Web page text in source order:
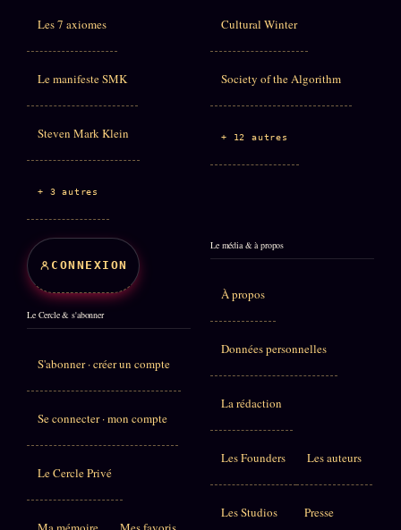
Les 7 axiomes
Le manifeste SMK
Steven Mark Klein
+ 3 autres
Cultural Winter
Society of the Algorithm
+ 12 autres
CONNEXION
Le Cercle & s'abonner
S'abonner · créer un compte
Se connecter · mon compte
Le Cercle Privé
Le média & à propos
À propos
Données personnelles
La rédaction
Les Founders Les auteurs
Les Studios Presse